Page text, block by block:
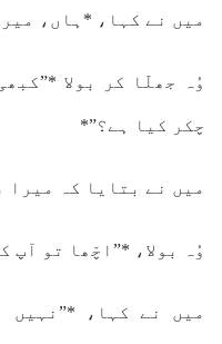
میں نے کہا، *ہاں،
وُہ جھلّا کر بولا
چکر کیا ہے؟”*
میں نے بتایا کہ میرا
وُہ بولا، *”اچّھا تو آپ
میں نے کہا، *”نہیں